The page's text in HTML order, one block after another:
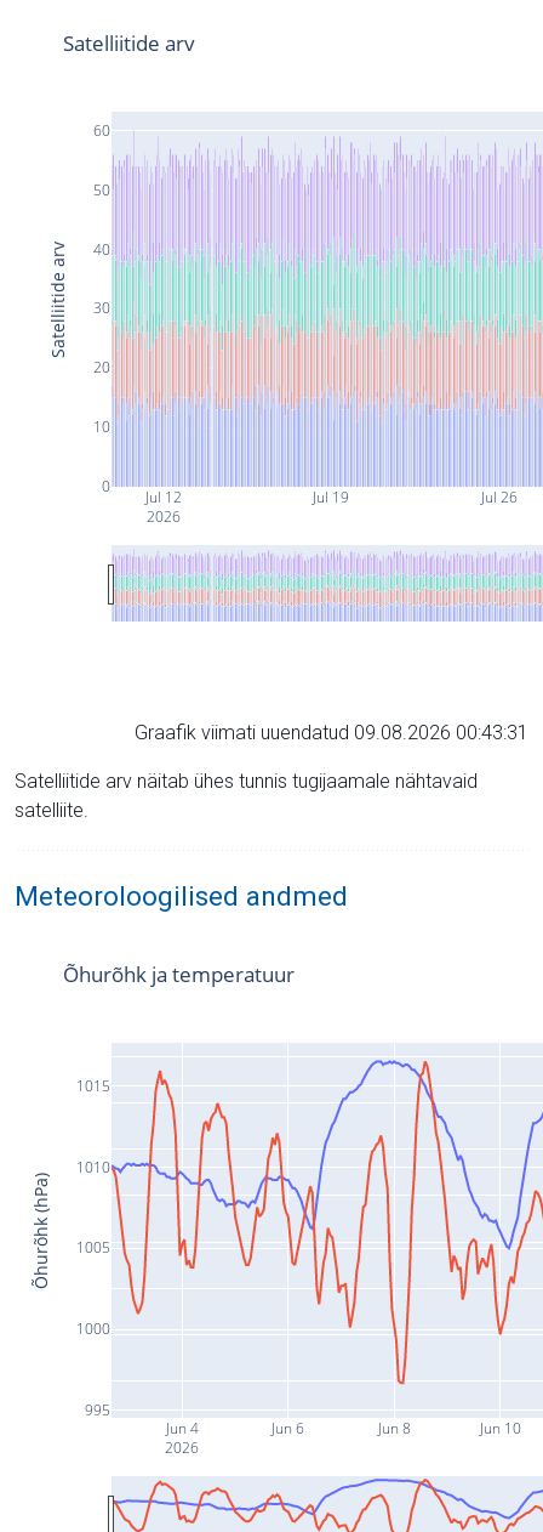
Jul 12
2026
Jul 19 Jul 26
0
10
20
30
40
50
60
Satelliitide arv
Satelliitide arv
Graafik viimati uuendatud 09.08.2026 00:43:31
Satelliitide arv näitab ühes tunnis tugijaamale nähtavaid
satelliite.
Meteoroloogilised andmed
Jun 4
2026
Jun 6 Jun 8 Jun 10
995
1000
1005
1010
1015
Õhurõhk ja temperatuur
Õhurõhk (hPa)